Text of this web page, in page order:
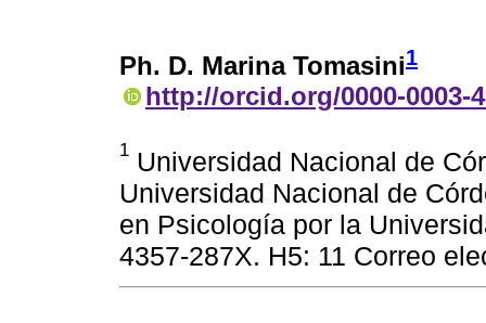
Ph. D. Marina Tomasini1
http://orcid.org/0000-0003-
1 Universidad Nacional de
Universidad Nacional de
en Psicología por la
4357-287X. H5: 11 Correo